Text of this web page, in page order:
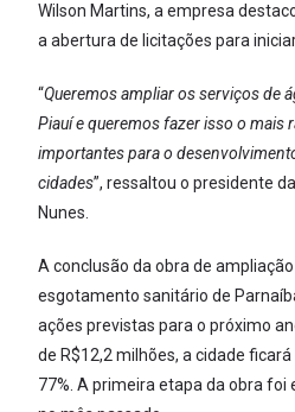
Wilson Martins, a empresa
a abertura de licitações para
“Queremos ampliar os serviços de
Piauí e queremos fazer isso o mais
importantes para o
cidades”, ressaltou o presidente
Nunes.
A conclusão da obra de
esgotamento sanitário de
ações previstas para o próximo
de R$12,2 milhões, a cidade
77%. A primeira etapa da obra